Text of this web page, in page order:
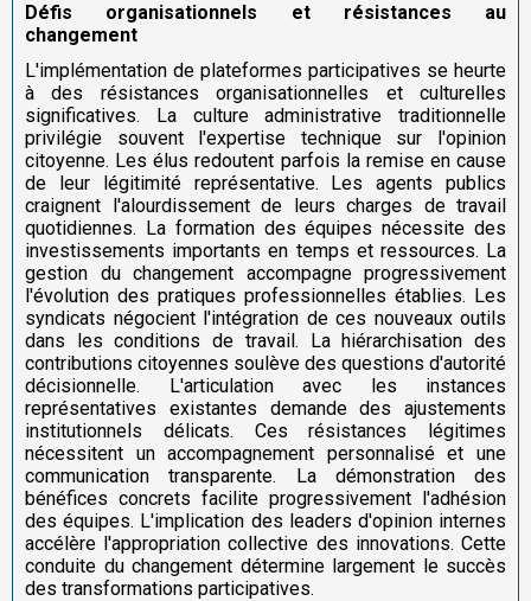
Défis organisationnels et résistances au
changement
L'implémentation de plateformes participatives se heurte
à des résistances organisationnelles et culturelles
significatives. La culture administrative traditionnelle
privilégie souvent l'expertise technique sur l'opinion
citoyenne. Les élus redoutent parfois la remise en cause
de leur légitimité représentative. Les agents publics
craignent l'alourdissement de leurs charges de travail
quotidiennes. La formation des équipes nécessite des
investissements importants en temps et ressources. La
gestion du changement accompagne progressivement
l'évolution des pratiques professionnelles établies. Les
syndicats négocient l'intégration de ces nouveaux outils
dans les conditions de travail. La hiérarchisation des
contributions citoyennes soulève des questions d'autorité
décisionnelle. L'articulation avec les instances
représentatives existantes demande des ajustements
institutionnels délicats. Ces résistances légitimes
nécessitent un accompagnement personnalisé et une
communication transparente. La démonstration des
bénéfices concrets facilite progressivement l'adhésion
des équipes. L'implication des leaders d'opinion internes
accélère l'appropriation collective des innovations. Cette
conduite du changement détermine largement le succès
des transformations participatives.